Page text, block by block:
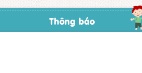
Thông báo